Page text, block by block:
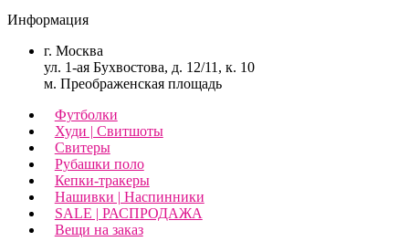
Информация
г. Москва
ул. 1-ая Бухвостова, д. 12/11, к. 10
м. Преображенская площадь
Футболки
Худи | Свитшоты
Свитеры
Рубашки поло
Кепки-тракеры
Нашивки | Наспинники
SALE | РАСПРОДАЖА
Вещи на заказ